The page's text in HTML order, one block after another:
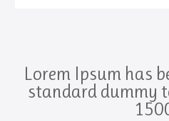
Lorem Ipsum has
standard dummy